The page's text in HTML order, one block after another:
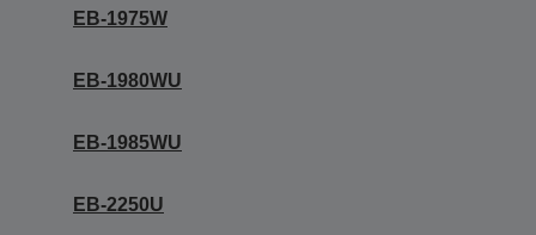
EB-1975W
EB-1980WU
EB-1985WU
EB-2250U